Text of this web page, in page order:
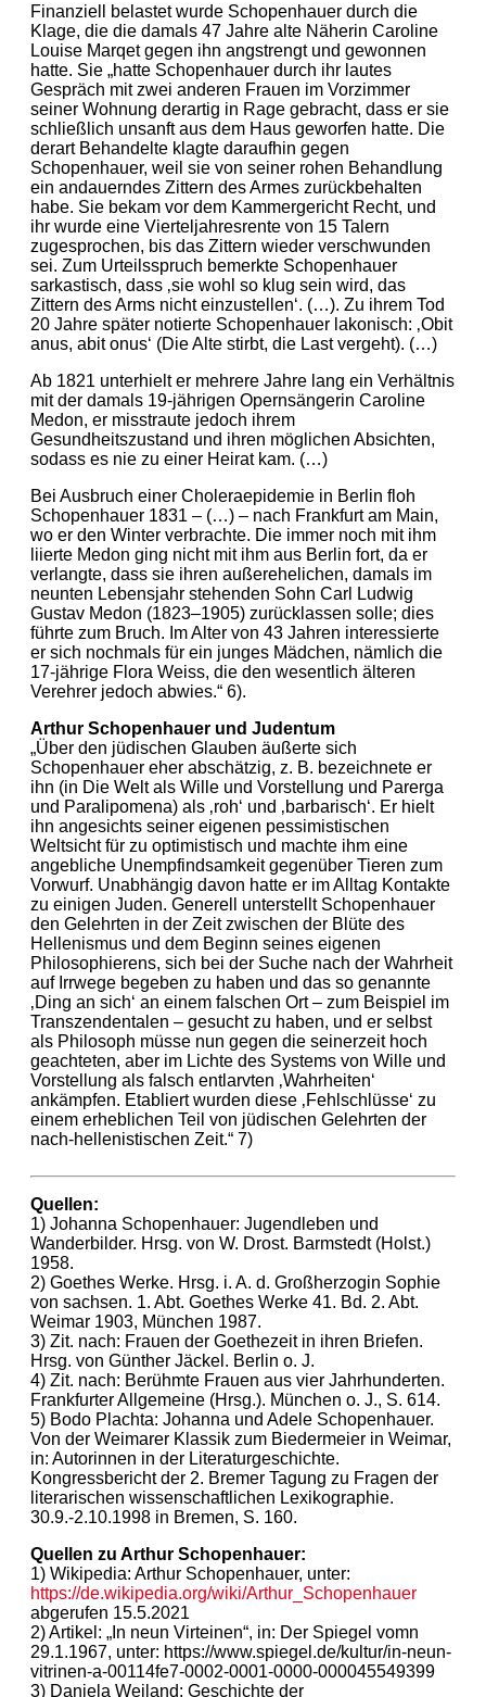
Finanziell belastet wurde Schopenhauer durch die
Klage, die die damals 47 Jahre alte Näherin Caroline
Louise Marqet gegen ihn angstrengt und gewonnen
hatte. Sie „hatte Schopenhauer durch ihr lautes
Gespräch mit zwei anderen Frauen im Vorzimmer
seiner Wohnung derartig in Rage gebracht, dass er sie
schließlich unsanft aus dem Haus geworfen hatte. Die
derart Behandelte klagte daraufhin gegen
Schopenhauer, weil sie von seiner rohen Behandlung
ein andauerndes Zittern des Armes zurückbehalten
habe. Sie bekam vor dem Kammergericht Recht, und
ihr wurde eine Vierteljahresrente von 15 Talern
zugesprochen, bis das Zittern wieder verschwunden
sei. Zum Urteilsspruch bemerkte Schopenhauer
sarkastisch, dass ‚sie wohl so klug sein wird, das
Zittern des Arms nicht einzustellen‘. (…). Zu ihrem Tod
20 Jahre später notierte Schopenhauer lakonisch: ‚Obit
anus, abit onus‘ (Die Alte stirbt, die Last vergeht). (…)
Ab 1821 unterhielt er mehrere Jahre lang ein Verhältnis
mit der damals 19-jährigen Opernsängerin Caroline
Medon, er misstraute jedoch ihrem
Gesundheitszustand und ihren möglichen Absichten,
sodass es nie zu einer Heirat kam. (…)
Bei Ausbruch einer Choleraepidemie in Berlin floh
Schopenhauer 1831 – (…) – nach Frankfurt am Main,
wo er den Winter verbrachte. Die immer noch mit ihm
liierte Medon ging nicht mit ihm aus Berlin fort, da er
verlangte, dass sie ihren außerehelichen, damals im
neunten Lebensjahr stehenden Sohn Carl Ludwig
Gustav Medon (1823–1905) zurücklassen solle; dies
führte zum Bruch. Im Alter von 43 Jahren interessierte
er sich nochmals für ein junges Mädchen, nämlich die
17-jährige Flora Weiss, die den wesentlich älteren
Verehrer jedoch abwies.“ 6).
Arthur Schopenhauer und Judentum
„Über den jüdischen Glauben äußerte sich
Schopenhauer eher abschätzig, z. B. bezeichnete er
ihn (in Die Welt als Wille und Vorstellung und Parerga
und Paralipomena) als ‚roh‘ und ‚barbarisch‘. Er hielt
ihn angesichts seiner eigenen pessimistischen
Weltsicht für zu optimistisch und machte ihm eine
angebliche Unempfindsamkeit gegenüber Tieren zum
Vorwurf. Unabhängig davon hatte er im Alltag Kontakte
zu einigen Juden. Generell unterstellt Schopenhauer
den Gelehrten in der Zeit zwischen der Blüte des
Hellenismus und dem Beginn seines eigenen
Philosophierens, sich bei der Suche nach der Wahrheit
auf Irrwege begeben zu haben und das so genannte
‚Ding an sich‘ an einem falschen Ort – zum Beispiel im
Transzendentalen – gesucht zu haben, und er selbst
als Philosoph müsse nun gegen die seinerzeit hoch
geachteten, aber im Lichte des Systems von Wille und
Vorstellung als falsch entlarvten ‚Wahrheiten‘
ankämpfen. Etabliert wurden diese ‚Fehlschlüsse‘ zu
einem erheblichen Teil von jüdischen Gelehrten der
nach-hellenistischen Zeit.“ 7)
Quellen:
1) Johanna Schopenhauer: Jugendleben und
Wanderbilder. Hrsg. von W. Drost. Barmstedt (Holst.)
1958.
2) Goethes Werke. Hrsg. i. A. d. Großherzogin Sophie
von sachsen. 1. Abt. Goethes Werke 41. Bd. 2. Abt.
Weimar 1903, München 1987.
3) Zit. nach: Frauen der Goethezeit in ihren Briefen.
Hrsg. von Günther Jäckel. Berlin o. J.
4) Zit. nach: Berühmte Frauen aus vier Jahrhunderten.
Frankfurter Allgemeine (Hrsg.). München o. J., S. 614.
5) Bodo Plachta: Johanna und Adele Schopenhauer.
Von der Weimarer Klassik zum Biedermeier in Weimar,
in: Autorinnen in der Literaturgeschichte.
Kongressbericht der 2. Bremer Tagung zu Fragen der
literarischen wissenschaftlichen Lexikographie.
30.9.-2.10.1998 in Bremen, S. 160.
Quellen zu Arthur Schopenhauer:
1) Wikipedia: Arthur Schopenhauer, unter:
https://de.wikipedia.org/wiki/Arthur_Schopenhauer
abgerufen 15.5.2021
2) Artikel: „In neun Virteinen“, in: Der Spiegel vomn
29.1.1967, unter: https://www.spiegel.de/kultur/in-neun-
vitrinen-a-00114fe7-0002-0001-0000-000045549399
3) Daniela Weiland: Geschichte der